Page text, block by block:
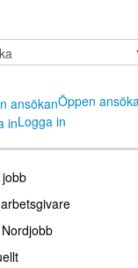
Öppen
Logga in